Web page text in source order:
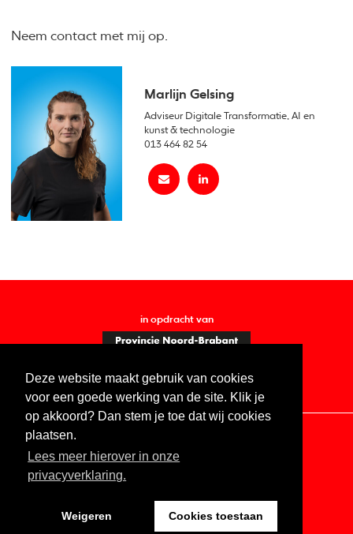
Deze website maakt gebruik van cookies
voor een goede werking van de site. Klik je
op akkoord? Dan stem je toe dat wij cookies
plaatsen.
Lees meer hierover in onze
privacyverklaring.
Weigeren Cookies toestaan
Neem contact met mij op.
Marlijn Gelsing
Adviseur Digitale Transformatie, AI en
kunst & technologie
013 464 82 54
in opdracht van
Contact Vacatures ANBI
Digitale toegankelijkheid